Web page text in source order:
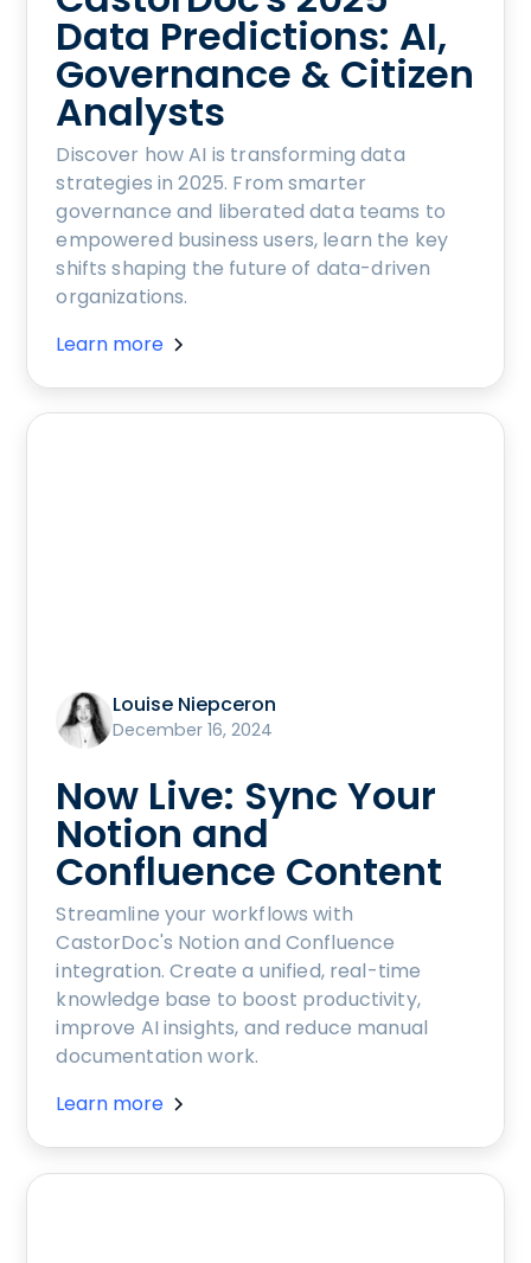
Data Predictions: AI,
Governance & Citizen
Analysts
Discover how AI is transforming data
strategies in 2025. From smarter
governance and liberated data teams to
empowered business users, learn the key
shifts shaping the future of data-driven
organizations.
Learn more
Louise Niepceron
December 16, 2024
Now Live: Sync Your
Notion and
Confluence Content
Streamline your workflows with
CastorDoc's Notion and Confluence
integration. Create a unified, real-time
knowledge base to boost productivity,
improve AI insights, and reduce manual
documentation work.
Learn more